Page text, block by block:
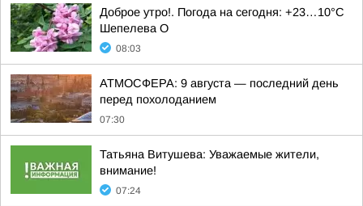
Доброе утро!. Погода на сегодня: +23…10°С
Шепелева О
08:03
АТМОСФЕРА: 9 августа — последний день
перед похолоданием
07:30
Татьяна Витушева: Уважаемые жители,
внимание!
07:24